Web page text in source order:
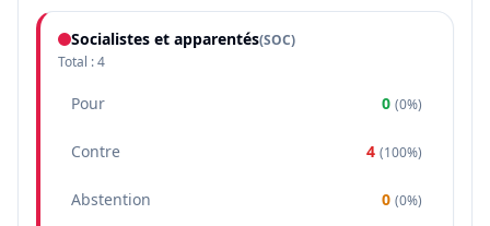
Socialistes et apparentés(SOC)
Total :4
Pour 0 (0%)
Contre 4 (100%)
Abstention 0 (0%)